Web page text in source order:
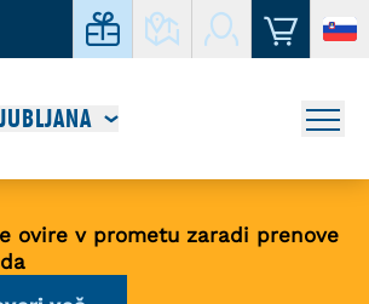
ovire v prometu zaradi prenove